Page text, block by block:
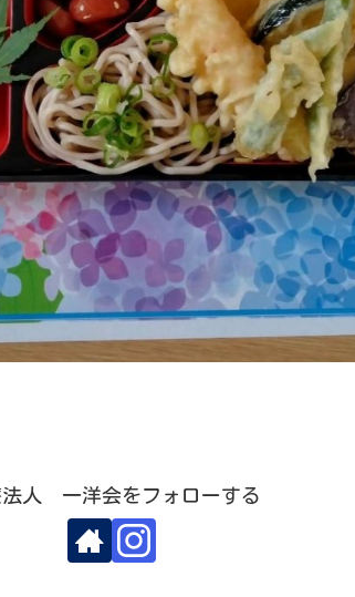
法人 一洋会をフォローする